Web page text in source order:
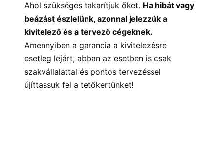
Ahol szükséges takarítjuk őket. Ha hibát vagy
beázást észlelünk, azonnal jelezzük a
kivitelező és a tervező cégeknek.
Amennyiben a garancia a kivitelezésre
esetleg lejárt, abban az esetben is csak
szakvállalattal és pontos tervezéssel
újíttassuk fel a tetőkertünket!